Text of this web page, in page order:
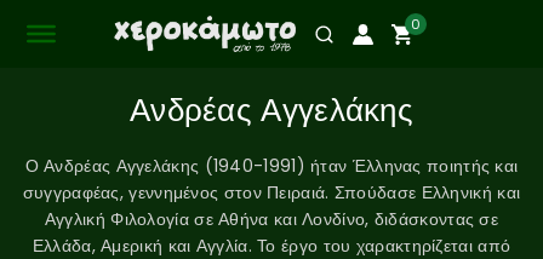
0
Ανδρέας Αγγελάκης
Ο Ανδρέας Αγγελάκης (1940-1991) ήταν Έλληνας ποιητής και
συγγραφέας, γεννημένος στον Πειραιά. Σπούδασε Ελληνική και
Αγγλική Φιλολογία σε Αθήνα και Λονδίνο, διδάσκοντας σε
Ελλάδα, Αμερική και Αγγλία. Το έργο του χαρακτηρίζεται από